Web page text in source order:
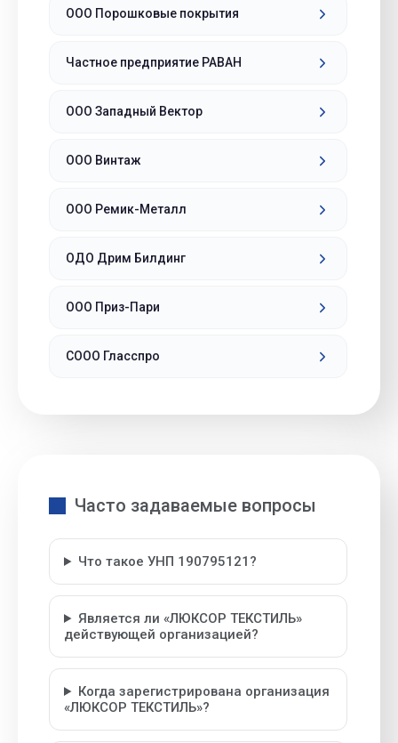
ООО Порошковые покрытия
Частное предприятие РАВАН
ООО Западный Вектор
ООО Винтаж
ООО Ремик-Металл
ОДО Дрим Билдинг
ООО Приз-Пари
СООО Гласспро
Часто задаваемые вопросы
Что такое УНП 190795121?
Является ли «ЛЮКСОР ТЕКСТИЛЬ»
действующей организацией?
Когда зарегистрирована организация
«ЛЮКСОР ТЕКСТИЛЬ»?